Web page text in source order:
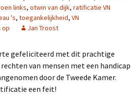
links, otwin van dijk, ratificatie VN
's, toegankelijkheid, VN
op Jan Troost
gefeliciteerd met dit prachtige
van mensen met een handicap
door de Tweede Kamer.
een feit!